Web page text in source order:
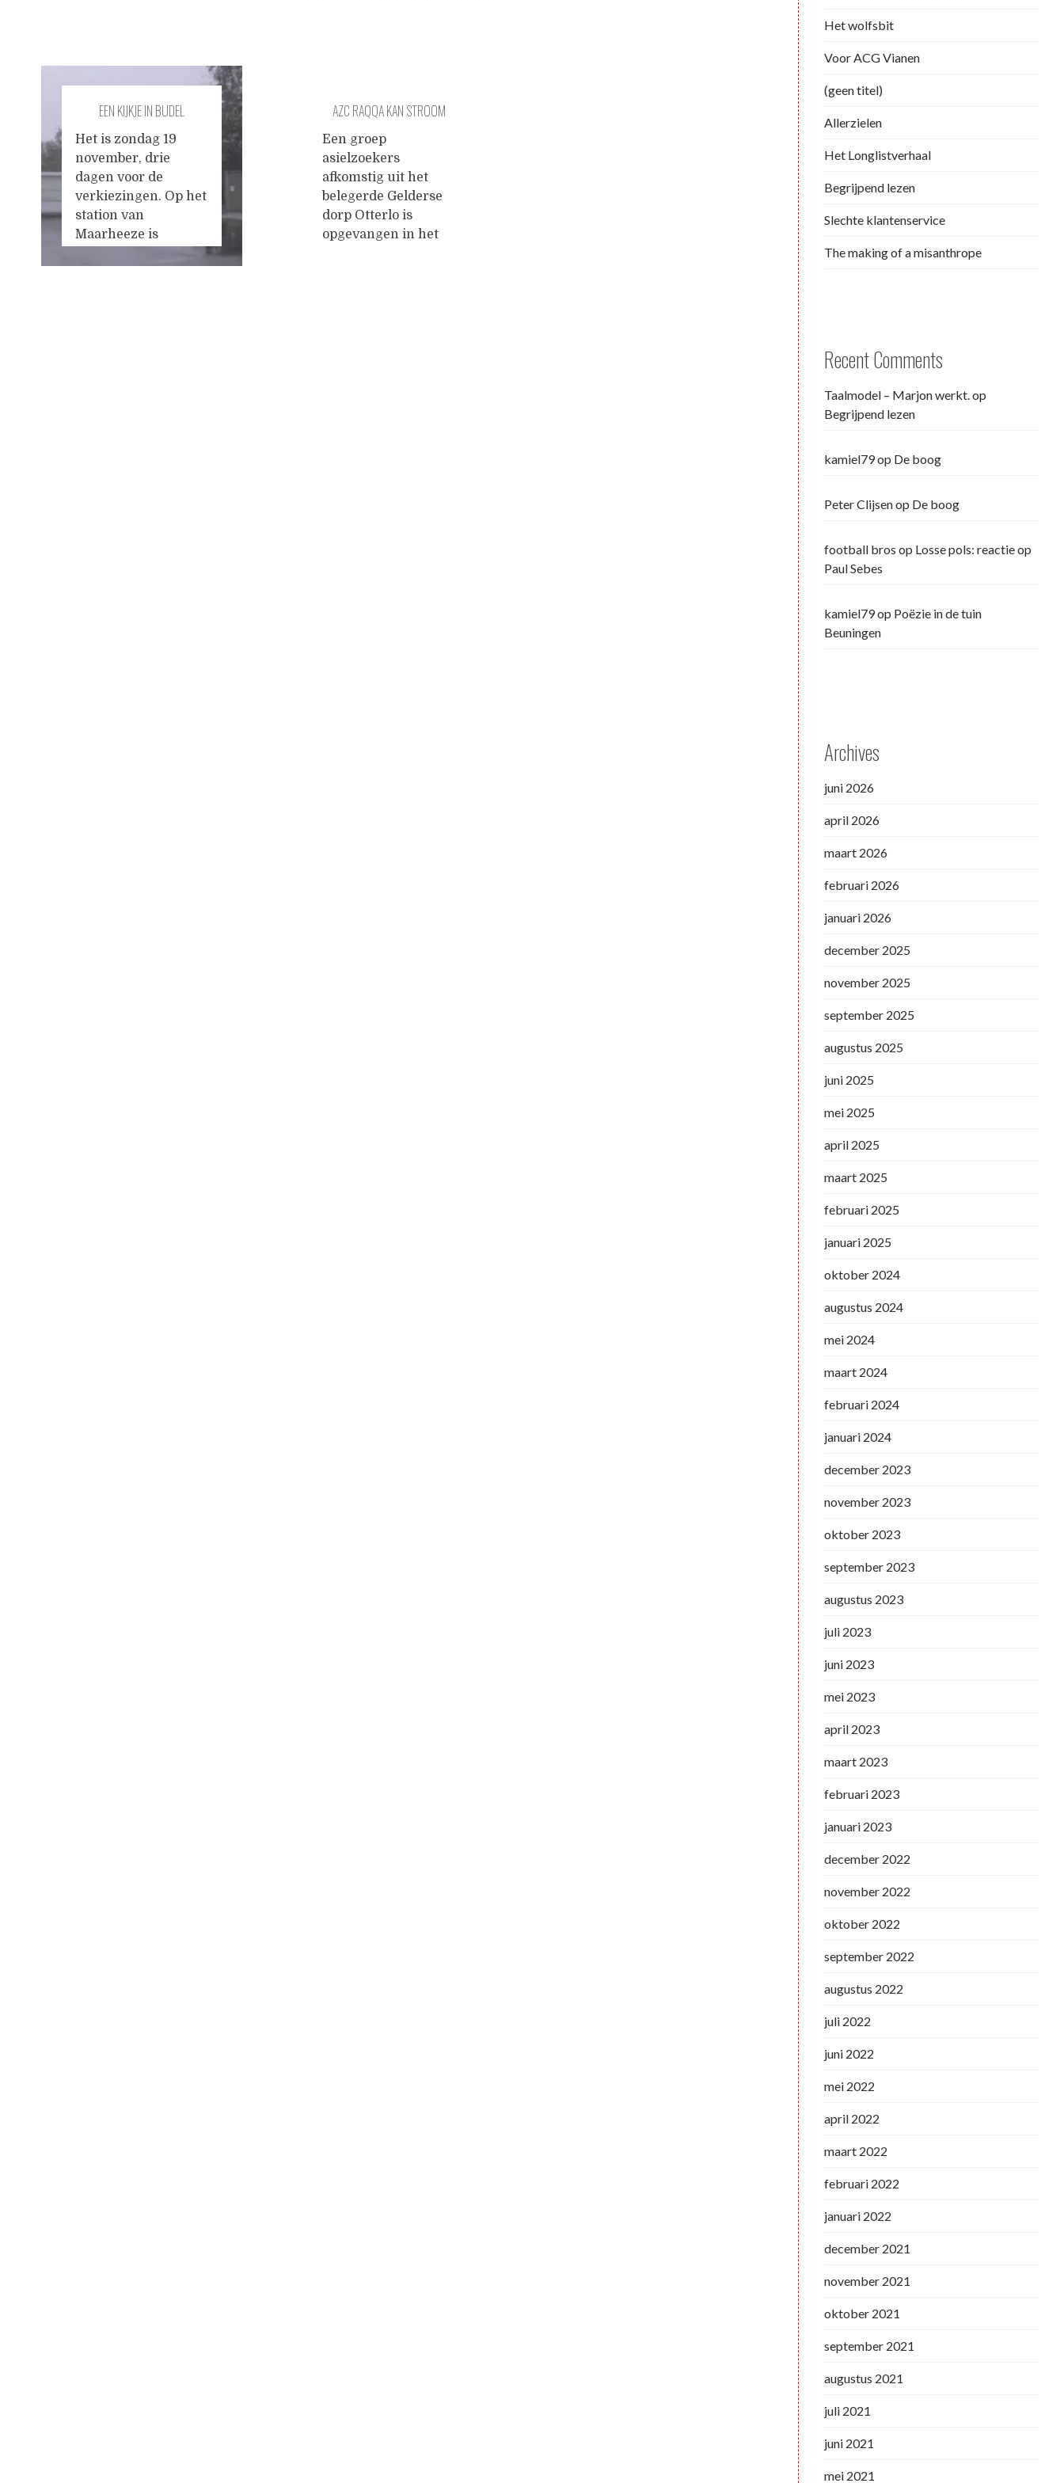
EEN KIJKJE IN BUDEL
Het is zondag 19
november, drie
dagen voor de
verkiezingen. Op het
station van
Maarheeze is
AZC RAQQA KAN STROOM
ASIELZOEKERS NIET AAN
Een groep
asielzoekers
afkomstig uit het
belegerde Gelderse
dorp Otterlo is
opgevangen in het
Het wolfsbit
Voor ACG Vianen
(geen titel)
Allerzielen
Het Longlistverhaal
Begrijpend lezen
Slechte klantenservice
The making of a misanthrope
Recent Comments
Taalmodel – Marjon werkt.op
Begrijpend lezen
kamiel79op De boog
Peter Clijsenop De boog
football bros op Losse pols: reactie op
Paul Sebes
kamiel79op Poëzie in de tuin
Beuningen
Archives
juni 2026
april 2026
maart 2026
februari 2026
januari 2026
december 2025
november 2025
september 2025
augustus 2025
juni 2025
mei 2025
april 2025
maart 2025
februari 2025
januari 2025
oktober 2024
augustus 2024
mei 2024
maart 2024
februari 2024
januari 2024
december 2023
november 2023
oktober 2023
september 2023
augustus 2023
juli 2023
juni 2023
mei 2023
april 2023
maart 2023
februari 2023
januari 2023
december 2022
november 2022
oktober 2022
september 2022
augustus 2022
juli 2022
juni 2022
mei 2022
april 2022
maart 2022
februari 2022
januari 2022
december 2021
november 2021
oktober 2021
september 2021
augustus 2021
juli 2021
juni 2021
mei 2021